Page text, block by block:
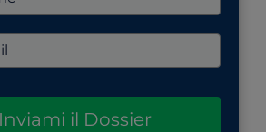
il Dossier